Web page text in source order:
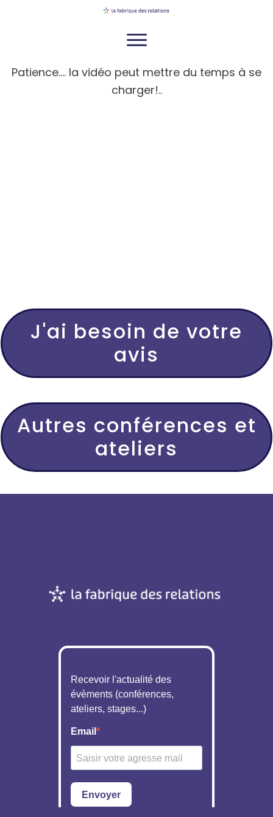
Agenda
Conférences, ateliers et stages
Patience.... la vidéo peut mettre du temps à se
charger!..
J'ai besoin de votre
avis
Autres conférences et
ateliers